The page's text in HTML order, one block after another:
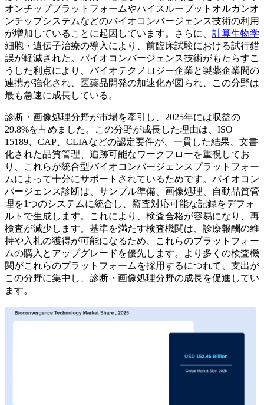
オンチッププラットフォームやハイスループットオルガンオ
ンチップシステムなどのバイオコンバージェンス技術の利用
が増加していることに起因しています。さらに、 計算生物学
細胞・遺伝子治療の導入により、前臨床試験における試行錯
誤が軽減された。バイオコンバージェンス技術がもたらすこ
うした利点により、バイオテクノロジー企業と製薬企業間の
連携が強化され、医薬品開発の加速化が図られ、この分野は
最も急速に成長している。
診断・画像処理分野が市場を牽引し、2025年には収益の
29.8%を占めました。この分野が成長した理由は、ISO
15189、CAP、CLIAなどの認定要件が、一貫した結果、文書
化された品質管理、追跡可能なワークフローを重視してお
り、これらが統合型バイオコンバージェンスプラットフォー
ムによって十分にサポートされているためです。バイオコン
バージェンス診断は、サンプル準備、画像処理、自動品質管
理を1つのシステムに統合し、監査対応可能な記録をデフォ
ルトで生成します。これにより、検査合格が容易になり、再
検査が減少します。基準を満たす検査機関は、診療報酬の維
持や入札の獲得が可能になるため、これらのプラットフォー
ムの購入とアップグレードを優先します。より多くの検査機
関がこれらのプラットフォームを採用するにつれて、支出が
この分野に集中し、診断・画像処理分野の成長を促進してい
ます。